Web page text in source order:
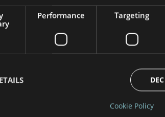
CT
de biopsia
Performance Targeting
Cookie Policy